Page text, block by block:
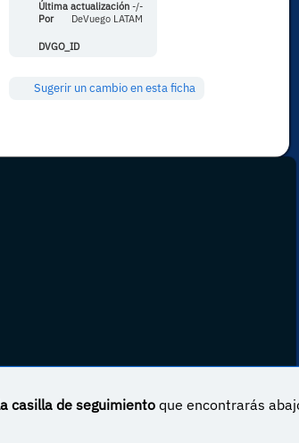
Última actualización-/-
Por
DeVuego LATAM
DVGO_ID
Sugerir un cambio en esta ficha
casilla de seguimientoque encontrarás